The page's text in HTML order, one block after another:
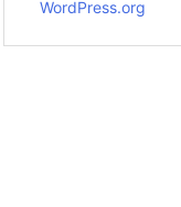
WordPress.org